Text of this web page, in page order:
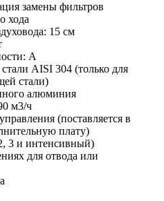
замены фильтров
хода
15 см
А
AISI 304 (только для
стали)
алюминия
м3/ч
(поставляется в
плату)
3 и интенсивный)
для отвода или